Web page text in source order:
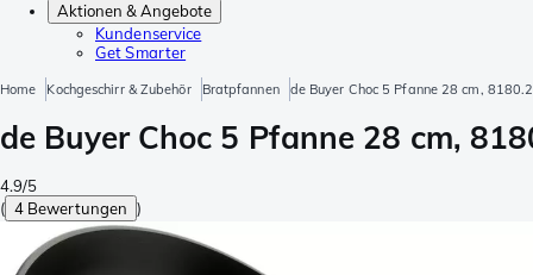
Aktionen & Angebote
Kundenservice
Get Smarter
Home Kochgeschirr & Zubehör Bratpfannen de Buyer Choc 5 Pfanne 28 cm,
de Buyer Choc 5 Pfanne 28 cm,
4.9/5
( 4 Bewertungen )